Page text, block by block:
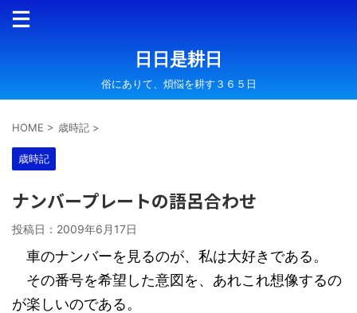
日日是耕日
俗にありて、煩悩を耕す３６５日
HOME > 歳時記 >
歳時記
ナンバープレートの語呂合わせ
投稿日： 2009年6月17日
車のナンバーを見るのが、私は大好きである。
その番号を希望した意図を、あれこれ想像するの
が楽しいのである。